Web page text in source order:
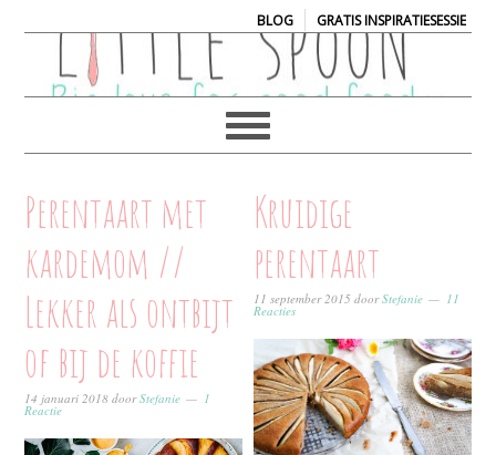
BLOG| GRATIS INSPIRATIESESSIE
Perentaart met
kardemom //
Lekker als ontbijt
of bij de koffie
14 januari 2018 doorStefanie 1
Reactie
Kruidige
perentaart
11 september 2015 doorStefanie 11
Reacties